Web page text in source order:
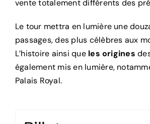
vente totalement différents des
Le tour mettra en lumière une
passages, des plus célèbres aux
L’histoire ainsi que les origines
également mis en lumière,
Palais Royal.